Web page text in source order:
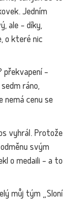
Jedním
ale – díky,
o které nic
překvapení –
ráno,
nemá cenu se
vyhrál. Protože
svým
o medaili – a to
můj tým „Sloní